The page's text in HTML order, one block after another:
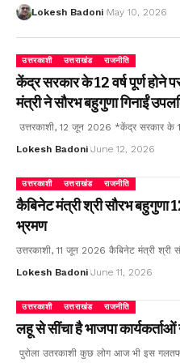
Lokesh Badoni May 10, 2026
उत्तरकाशी उत्तराखंड राजनीति
केंद्र सरकार के 12 वर्ष पूर्ण होने
मंत्री ने सौरभ बहुगुणा गिनाईं
उत्तरकाशी, 12 जून 2026 *केंद्र सरकार के
Lokesh Badoni June 12, 2026
उत्तरकाशी उत्तराखंड राजनीति
कैबिनेट मंत्री श्री सौरभ
भ्रमण
उत्तरकाशी, 11 जून 2026 कैबिनेट मंत्री
Lokesh Badoni June 11, 2026
उत्तरकाशी उत्तराखंड राजनीति
लहू से सींचा है भाजपा
पुरोला उतरकाशी कुछ लोग आज भी इस